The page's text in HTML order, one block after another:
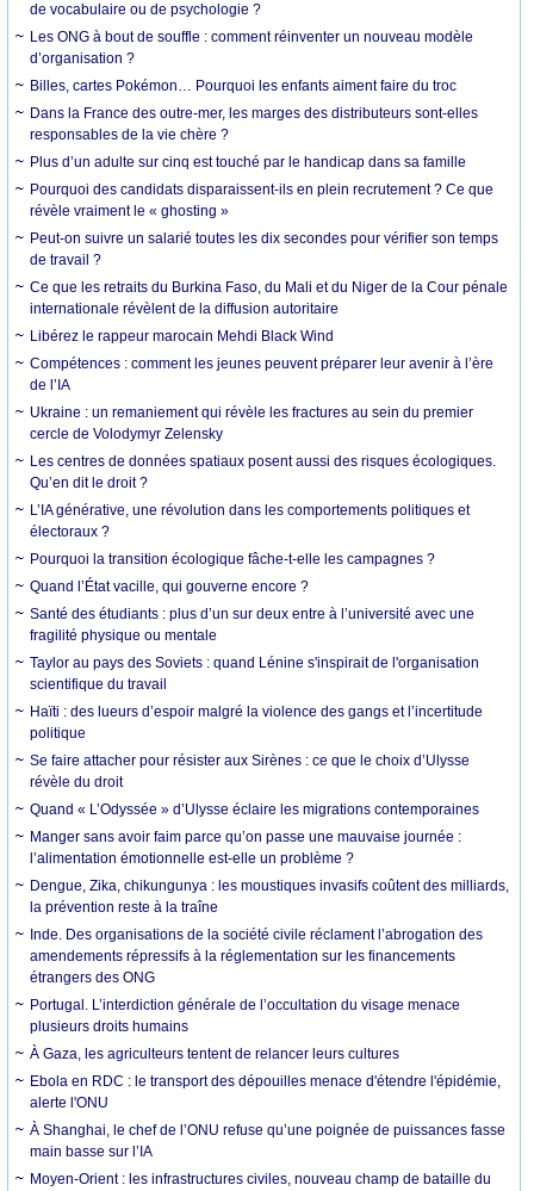
de vocabulaire ou de psychologie ?
Les ONG à bout de souffle : comment réinventer un nouveau modèle
d’organisation ?
Billes, cartes Pokémon… Pourquoi les enfants aiment faire du troc
Dans la France des outre-mer, les marges des distributeurs sont-elles
responsables de la vie chère ?
Plus d’un adulte sur cinq est touché par le handicap dans sa famille
Pourquoi des candidats disparaissent-ils en plein recrutement ? Ce que
révèle vraiment le « ghosting »
Peut-on suivre un salarié toutes les dix secondes pour vérifier son temps
de travail ?
Ce que les retraits du Burkina Faso, du Mali et du Niger de la Cour pénale
internationale révèlent de la diffusion autoritaire
Libérez le rappeur marocain Mehdi Black Wind
Compétences : comment les jeunes peuvent préparer leur avenir à l’ère
de l’IA
Ukraine : un remaniement qui révèle les fractures au sein du premier
cercle de Volodymyr Zelensky
Les centres de données spatiaux posent aussi des risques écologiques.
Qu’en dit le droit ?
L’IA générative, une révolution dans les comportements politiques et
électoraux ?
Pourquoi la transition écologique fâche-t-elle les campagnes ?
Quand l’État vacille, qui gouverne encore ?
Santé des étudiants : plus d’un sur deux entre à l’université avec une
fragilité physique ou mentale
Taylor au pays des Soviets : quand Lénine s'inspirait de l'organisation
scientifique du travail
Haïti : des lueurs d’espoir malgré la violence des gangs et l’incertitude
politique
Se faire attacher pour résister aux Sirènes : ce que le choix d’Ulysse
révèle du droit
Quand « L’Odyssée » d’Ulysse éclaire les migrations contemporaines
Manger sans avoir faim parce qu’on passe une mauvaise journée :
l’alimentation émotionnelle est-elle un problème ?
Dengue, Zika, chikungunya : les moustiques invasifs coûtent des milliards,
la prévention reste à la traîne
Inde. Des organisations de la société civile réclament l’abrogation des
amendements répressifs à la réglementation sur les financements
étrangers des ONG
Portugal. L’interdiction générale de l’occultation du visage menace
plusieurs droits humains
À Gaza, les agriculteurs tentent de relancer leurs cultures
Ebola en RDC : le transport des dépouilles menace d'étendre l'épidémie,
alerte l'ONU
À Shanghai, le chef de l’ONU refuse qu’une poignée de puissances fasse
main basse sur l’IA
Moyen-Orient : les infrastructures civiles, nouveau champ de bataille du